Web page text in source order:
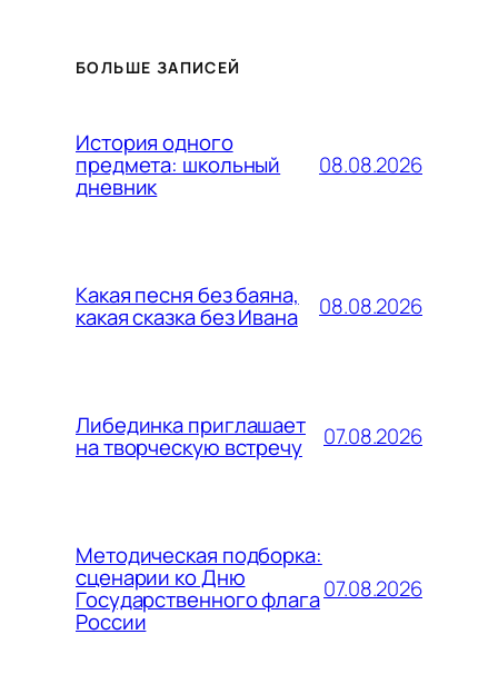
БОЛЬШЕ ЗАПИСЕЙ
История одного
предмета: школьный
дневник
08.08.2026
Какая песня без баяна,
какая сказка без Ивана 08.08.2026
Либединка приглашает
на творческую встречу 07.08.2026
Методическая подборка:
сценарии ко Дню
Государственного флага
России
07.08.2026